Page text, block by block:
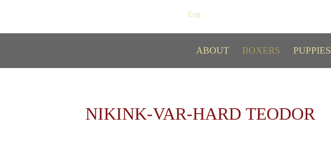
Eng
ABOUT BOXERS PUPPIES
NIKINK-VAR-HARD ТEODOR